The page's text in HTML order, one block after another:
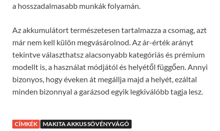
a hosszadalmasabb munkák folyamán.
Az akkumulátort természetesen tartalmazza a csomag, azt
már nem kell külön megvásárolnod. Az ár-érték arányt
tekintve választhatsz alacsonyabb kategóriás és prémium
modellt is, a használat módjától és helyétől függően. Annyi
bizonyos, hogy éveken át megállja majd a helyét, ezáltal
minden bizonnyal a garázsod egyik legkiválóbb tagja lesz.
CÍMKÉK MAKITA AKKUS SÖVÉNYVÁGÓ